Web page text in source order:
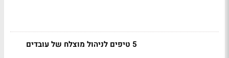
5 טיפים לניהול מוצלח של עובדים